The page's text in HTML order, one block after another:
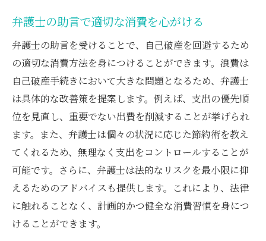
弁護士のサポートが必要な理由
注意が必要な法的事項と弁護士のアドバイ
ス
成功への鍵：計画的なアプローチ
弁護士による進行状況の確認と調整
偏頗弁済とは？弁護士が教えるそのリスク回避
法
偏頗弁済の基本とその影響
弁護士の視点から見た適切な対処法
偏頗弁済を避けるための実践的ガイド
債権者に対する公正な対応の重要性
弁護士の助言で適切な消費を心がける
弁護士の助言を受けることで、自己破産を回避するため
の適切な消費方法を身につけることができます。浪費は
自己破産手続きにおいて大きな問題となるため、弁護士
は具体的な改善策を提案します。例えば、支出の優先順
位を見直し、重要でない出費を削減することが挙げられ
ます。また、弁護士は個々の状況に応じた節約術を教え
てくれるため、無理なく支出をコントロールすることが
可能です。さらに、弁護士は法的なリスクを最小限に抑
えるためのアドバイスも提供します。これにより、法律
に触れることなく、計画的かつ健全な消費習慣を身につ
けることができます。